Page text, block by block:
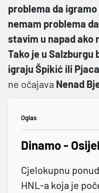
problema da
nemam problema
stavim u napad ako
Tako je u Salzburgu
igraju Špikić ili
ne očajava Nenad
Oglas
Dinamo -
Cjelokupnu
HNL-a koja je